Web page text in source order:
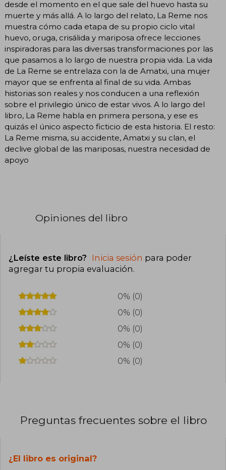
desde el momento en el que sale del huevo hasta su
muerte y más allá. A lo largo del relato, La Reme nos
muestra cómo cada etapa de su propio ciclo vital
huevo, oruga, crisálida y mariposa ofrece lecciones
inspiradoras para las diversas transformaciones por las
que pasamos a lo largo de nuestra propia vida. La vida
de La Reme se entrelaza con la de Amatxi, una mujer
mayor que se enfrenta al final de su vida. Ambas
historias son reales y nos conducen a una reflexión
sobre el privilegio único de estar vivos. A lo largo del
libro, La Reme habla en primera persona, y ese es
quizás el único aspecto ficticio de esta historia. El resto:
La Reme misma, su accidente, Amatxi y su clan, el
declive global de las mariposas, nuestra necesidad de
apoyo
Opiniones del libro
¿Leíste este libro? Inicia sesión para poder
agregar tu propia evaluación.
0% (0)
0% (0)
0% (0)
0% (0)
0% (0)
Preguntas frecuentes sobre el libro
¿El libro es original?